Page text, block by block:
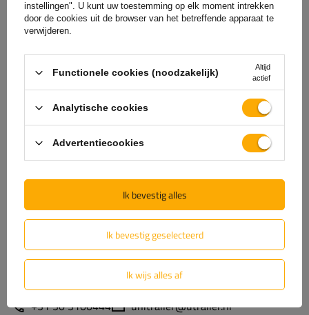
jaar garantie.Op deze manier kun je het gebruiken zonder je
zorgen te maken over de gevolgen van een eventuele
storing. Met het oog op jouw tevredenheid hebben we het
proces voor het indienen van een eventuele klacht zo
eenvoudig mogelijk gemaakt - het enige wat je hoeft te doen
het formulier dat beschikbaar is op onze website in te
vullen en op te sturen.
Hulp
Heb je vragen over de keuze of het gebruik van onze
producten? Neem contact met ons op! De specialisten van
Unitrailer geven je graag alle informatie.
+31 30 3100444 unitrailer@utrailer.nl
instellingen". U kunt uw toestemming op elk moment intrekken
door de cookies uit de browser van het betreffende apparaat te
verwijderen.
Functionele cookies (noodzakelijk)
Altijd
actief
Analytische cookies
Advertentiecookies
Ik bevestig geselecteerd
Ik wijs alles af
Ik bevestig alles